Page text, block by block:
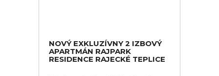
NOVÝ EXKLUZÍVNY 2 IZBOVÝ
APARTMÁN RAJPARK
RESIDENCE RAJECKÉ TEPLICE